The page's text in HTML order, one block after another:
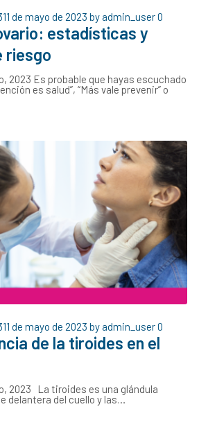
11 de mayo de 2023 by admin_user0
estadísticas y
riesgo
2023 Es probable que hayas escuchado
es salud”, “Más vale prevenir” o
11 de mayo de 2023 by admin_user0
de la tiroides en el
2023 La tiroides es una glándula
delantera del cuello y las…